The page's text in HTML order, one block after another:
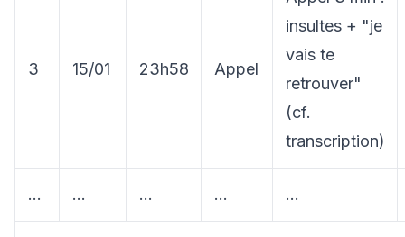
3 15/01 23h58 Appel
insultes + "je
vais te
retrouver"
(cf.
transcription)
... ... ... ... ...